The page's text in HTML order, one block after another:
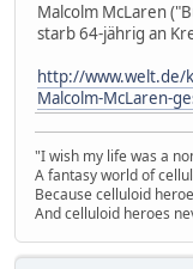
Malcolm McLaren
starb 64-jährig an
http://www.welt.de/
Malcolm-McLaren-
"I wish my life was a
A fantasy world of
Because celluloid
And celluloid heroes